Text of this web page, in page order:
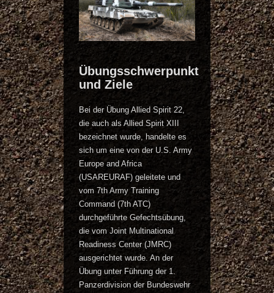
Übungsschwerpunkt
und Ziele
Bei der Übung Allied Spirit 22,
die auch als Allied Spirit XIII
bezeichnet wurde, handelte es
sich um eine von der U.S. Army
Europe and Africa
(USAREURAF) geleitete und
vom 7th Army Training
Command (7th ATC)
durchgeführte Gefechtsübung,
die vom Joint Multinational
Readiness Center (JMRC)
ausgerichtet wurde. An der
Übung unter Führung der 1.
Panzerdivision der Bundeswehr